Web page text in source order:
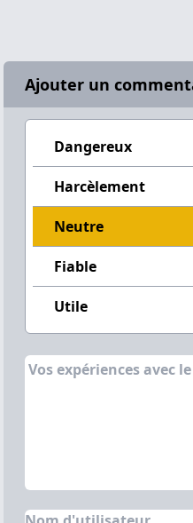
Ajouter un
Dangereux
Harcèlement
Neutre
Fiable
Utile